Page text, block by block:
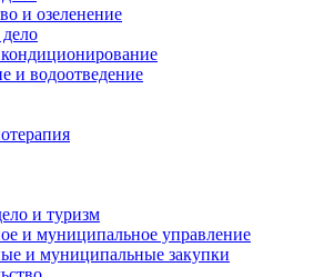
и озеленение
дело
и водоотведение
и туризм
и муниципальное управление
и муниципальные закупки